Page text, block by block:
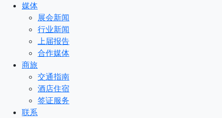
媒体
展会新闻
行业新闻
上届报告
合作媒体
商旅
交通指南
酒店住宿
签证服务
联系